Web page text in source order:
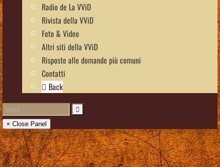
Radio de La VViD
Rivista della VViD
Foto & Video
Altri siti della VViD
Risposte alle domande più comuni
Contatti
Back
× Close Panel